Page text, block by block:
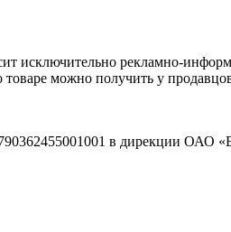
исключительно рекламно-
можно получить у
в дирекции ОАО